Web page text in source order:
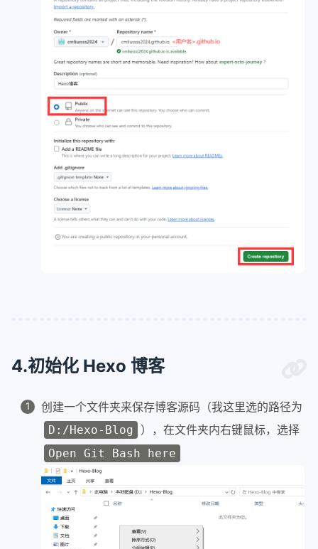
4.初始化 Hexo 博客
创建一个文件夹来保存博客源码（我这里选的路径为
D:/Hexo-Blog ），在文件夹内右键鼠标，选择
Open Git Bash here